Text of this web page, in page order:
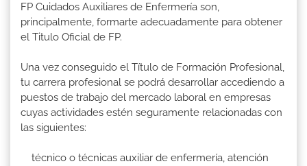
FP Cuidados Auxiliares de Enfermería son,
principalmente, formarte adecuadamente para obtener
el Titulo Oficial de FP.
Una vez conseguido el Título de Formación Profesional,
tu carrera profesional se podrá desarrollar accediendo a
puestos de trabajo del mercado laboral en empresas
cuyas actividades estén seguramente relacionadas con
las siguientes:
técnico o técnicas auxiliar de enfermería, atención